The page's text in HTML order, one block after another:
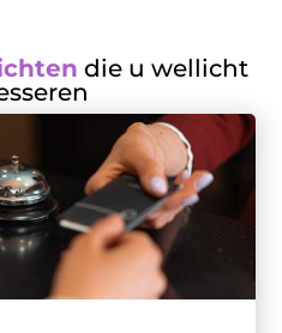
die u wellicht